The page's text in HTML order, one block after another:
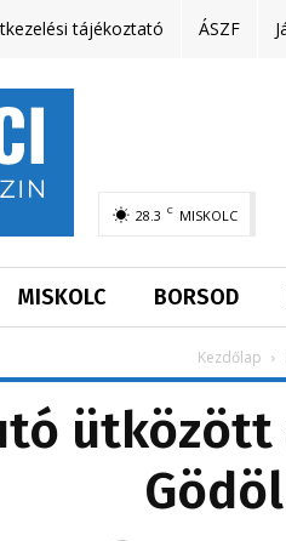
tájékoztató ÁSZF
28.3 C MISKOLC
MISKOLC BORSOD
Kezdőlap
ütközött